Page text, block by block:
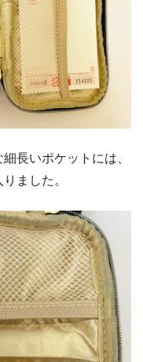
長いポケットには、
ました。